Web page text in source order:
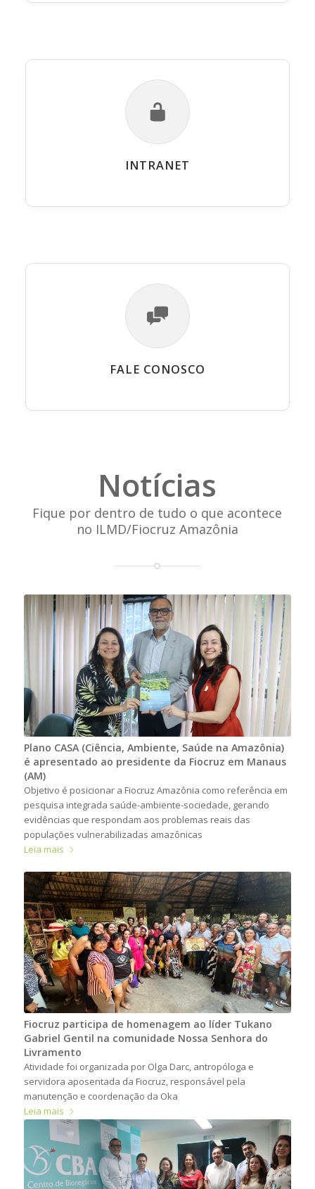
INTRANET
FALE CONOSCO
Notícias
Fique por dentro de tudo o que acontece
no ILMD/Fiocruz Amazônia
Plano CASA (Ciência, Ambiente, Saúde na Amazônia)
é apresentado ao presidente da Fiocruz em Manaus
(AM)
Objetivo é posicionar a Fiocruz Amazônia como referência em
pesquisa integrada saúde-ambiente-sociedade, gerando
evidências que respondam aos problemas reais das
populações vulnerabilizadas amazônicas
Leia mais
Fiocruz participa de homenagem ao líder Tukano
Gabriel Gentil na comunidade Nossa Senhora do
Livramento
Atividade foi organizada por Olga Darc, antropóloga e
servidora aposentada da Fiocruz, responsável pela
manutenção e coordenação da Oka
Leia mais